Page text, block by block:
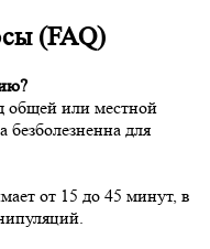
(FAQ)
общей или местной
безболезненна для
от 15 до 45 минут, в